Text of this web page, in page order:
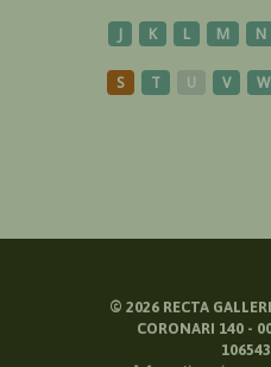
J K L M N
S T U V W
© 2026RECTA
CORONARI 140 -